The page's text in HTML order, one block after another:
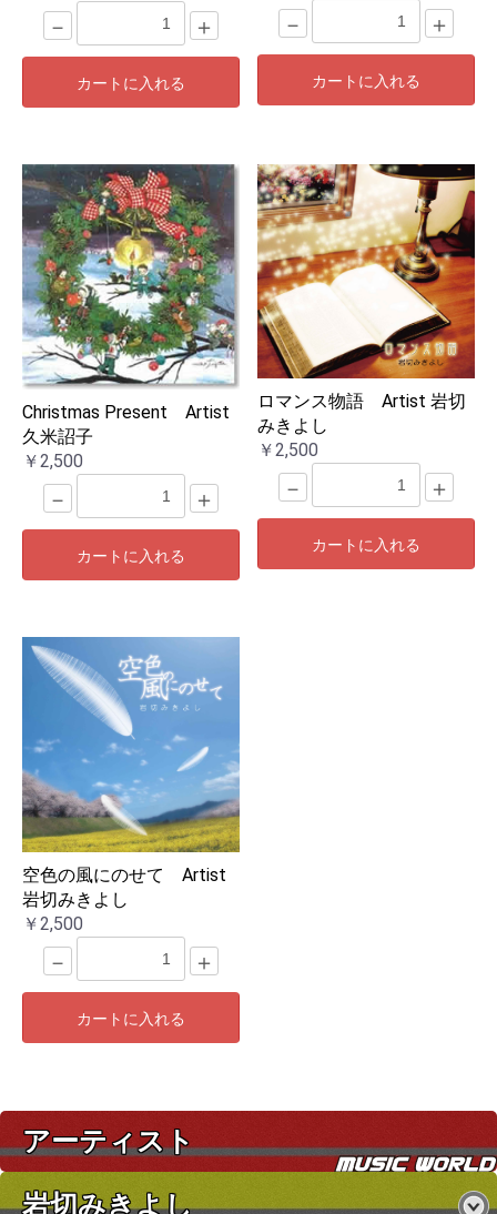
アーティスト
岩切みきよし
－ ＋
カートに入れる
－ ＋
カートに入れる
Christmas Present Artist
久米詔子
￥2,500
－ ＋
カートに入れる
ロマンス物語 Artist 岩切
みきよし
￥2,500
－ ＋
カートに入れる
空色の風にのせて Artist
岩切みきよし
￥2,500
－ ＋
カートに入れる
お買い物を続ける